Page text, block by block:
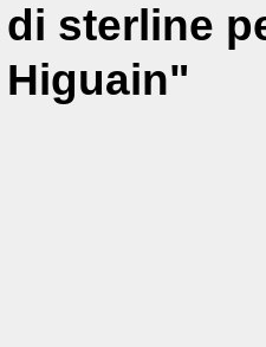
di sterline
Higuain"